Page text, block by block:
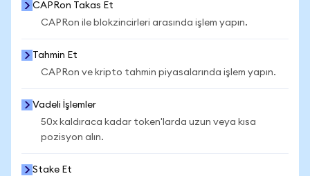
CAPRon Takas Et
CAPRon ile blokzincirleri arasında işlem yapın.
Tahmin Et
CAPRon ve kripto tahmin piyasalarında işlem yapın.
Vadeli İşlemler
50x kaldıraca kadar token'larda uzun veya kısa
pozisyon alın.
Stake Et